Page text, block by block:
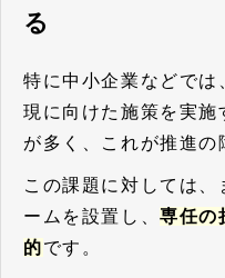
る
特に中小企業などでは
現に向けた施策を実施
が多く、これが推進の
この課題に対しては
ームを設置し、専任の
的です。